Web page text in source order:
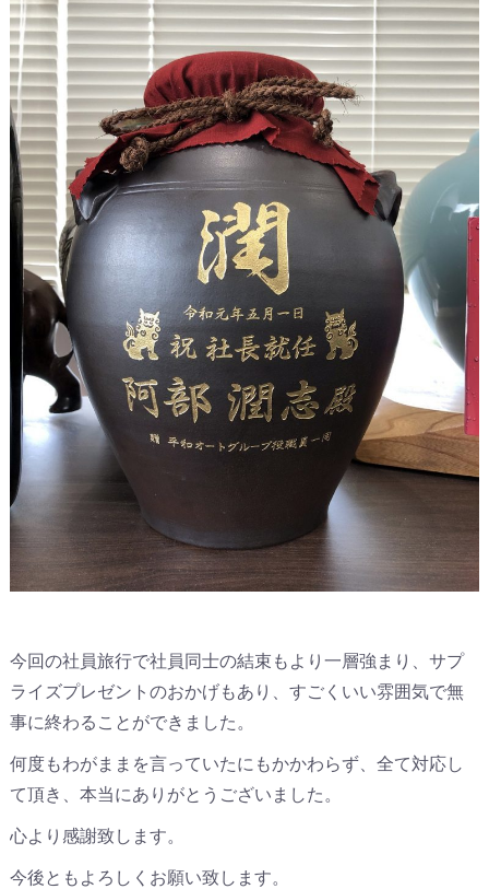
今回の社員旅行で社員同士の結束もより一層強まり、サプ
ライズプレゼントのおかげもあり、すごくいい雰囲気で無
事に終わることができました。
何度もわがままを言っていたにもかかわらず、全て対応し
て頂き、本当にありがとうございました。
心より感謝致します。
今後ともよろしくお願い致します。